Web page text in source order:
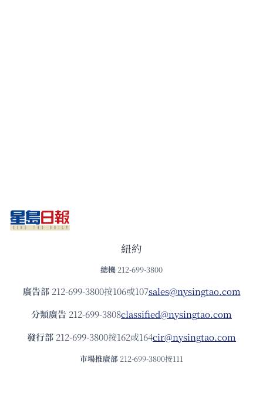
紐約
總機 212-699-3800
廣告部212-699-3800按106或107sales@nysingtao.com
分類廣告 212-699-3808classified@nysingtao.com
發⾏部 212-699-3800按162或164cir@nysingtao.com
市場推廣部 212-699-3800按111